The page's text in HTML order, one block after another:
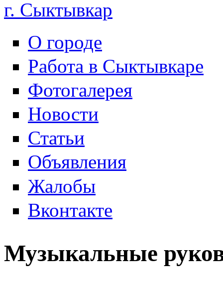
г. Сыктывкар
О городе
Работа в Сыктывкаре
Фотогалерея
Новости
Статьи
Объявления
Жалобы
Вконтакте
Музыкальные